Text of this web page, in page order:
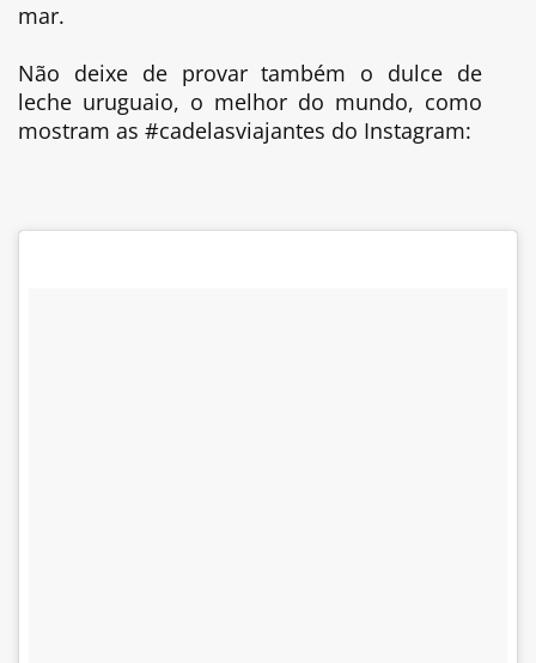
mar.
Não deixe de provar também o dulce de
leche uruguaio, o melhor do mundo, como
mostram as #cadelasviajantes do Instagram: